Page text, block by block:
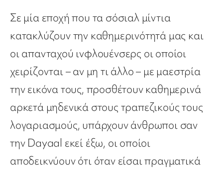
Σε μία εποχή που τα σόσιαλ μίντια
κατακλύζουν την καθημερινότητά μας και
οι απανταχού ινφλουένσερς οι οποίοι
χειρίζονται – αν μη τι άλλο – με μαεστρία
την εικόνα τους, προσθέτουν καθημερινά
αρκετά μηδενικά στους τραπεζικούς τους
λογαριασμούς, υπάρχουν άνθρωποι σαν
την Dayaal εκεί έξω, οι οποίοι
αποδεικνύουν ότι όταν είσαι πραγματικά